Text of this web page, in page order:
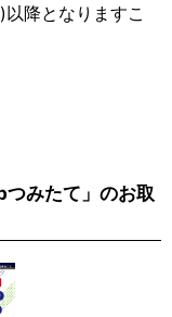
降となりますこ
みたて」のお取